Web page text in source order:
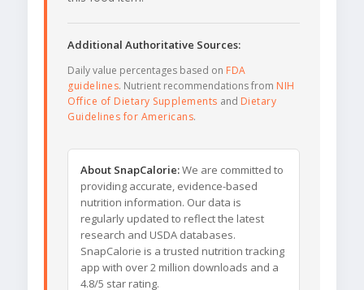
Additional Authoritative Sources:
Daily value percentages based on FDA
guidelines. Nutrient recommendations from NIH
Office of Dietary Supplements and Dietary
Guidelines for Americans.
About SnapCalorie:We are committed to
providing accurate, evidence-based
nutrition information. Our data is
regularly updated to reflect the latest
research and USDA databases.
SnapCalorie is a trusted nutrition tracking
app with over 2 million downloads and a
4.8/5 star rating.